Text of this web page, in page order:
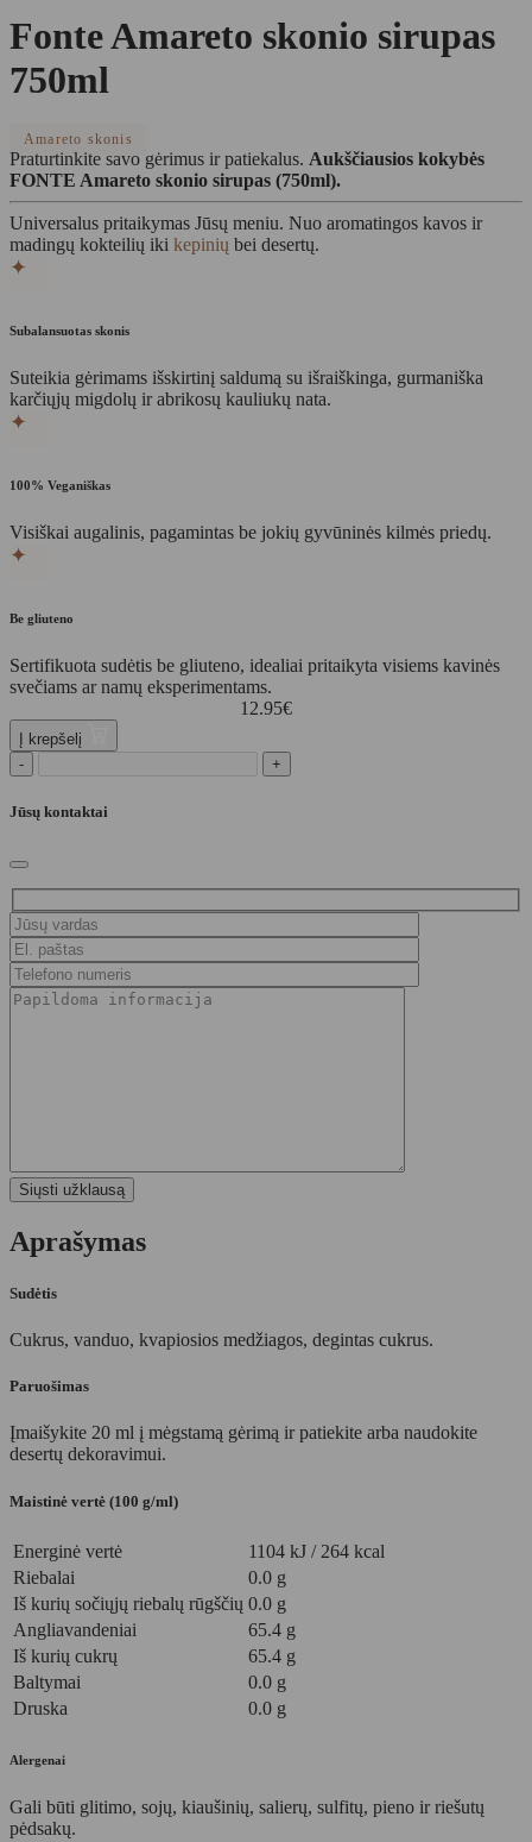
Fonte Amareto skonio sirupas
750ml
Amareto skonis
Praturtinkite savo gėrimus ir patiekalus. Aukščiausios kokybės
FONTE Amareto skonio sirupas (750ml).
Universalus pritaikymas Jūsų meniu. Nuo aromatingos kavos ir
madingų kokteilių iki kepinių bei desertų.
✦
Subalansuotas skonis
Suteikia gėrimams išskirtinį saldumą su išraiškinga, gurmaniška
karčiųjų migdolų ir abrikosų kauliukų nata.
✦
100% Veganiškas
Visiškai augalinis, pagamintas be jokių gyvūninės kilmės priedų.
✦
Be gliuteno
Sertifikuota sudėtis be gliuteno, idealiai pritaikyta visiems kavinės
svečiams ar namų eksperimentams.
12.95€
Į krepšelį
-
+
Jūsų kontaktai
Aprašymas
Sudėtis
Cukrus, vanduo, kvapiosios medžiagos, degintas cukrus.
Paruošimas
Įmaišykite 20 ml į mėgstamą gėrimą ir patiekite arba naudokite
desertų dekoravimui.
Maistinė vertė (100 g/ml)
Energinė vertė
1104 kJ / 264 kcal
Riebalai
0.0 g
Iš kurių sočiųjų riebalų rūgščių 0.0 g
Angliavandeniai
65.4 g
Iš kurių cukrų
65.4 g
Baltymai
0.0 g
Druska
0.0 g
Alergenai
Gali būti glitimo, sojų, kiaušinių, salierų, sulfitų, pieno ir riešutų
pėdsakų.